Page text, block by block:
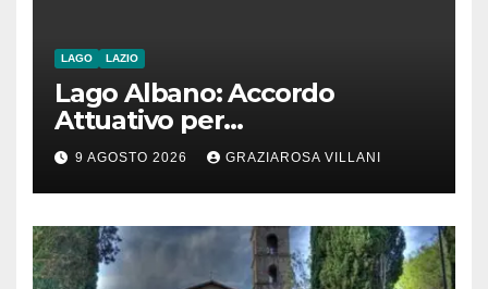
LAGO LAZIO
Lago Albano: Accordo
Attuativo per
l’interconnessione
acquedottistica da 29,5
milioni di euro
9 AGOSTO 2026 GRAZIAROSA VILLANI